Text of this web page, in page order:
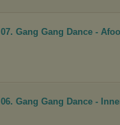
07. Gang Gang Dance -
06. Gang Gang Dance -